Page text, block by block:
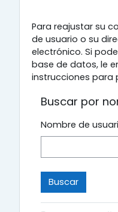
Para reajustar su
de usuario o su
electrónico. Si
base de datos, le
instrucciones para
Buscar por
Nombre de